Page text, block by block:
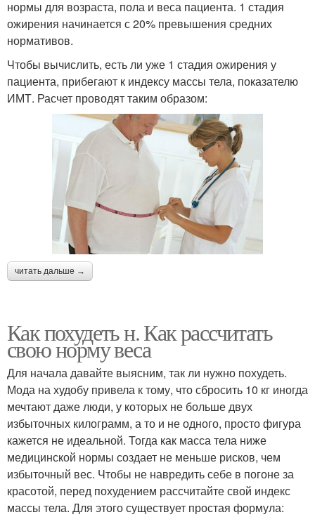
нормы для возраста, пола и веса пациента. 1 стадия
ожирения начинается с 20% превышения средних
нормативов.
Чтобы вычислить, есть ли уже 1 стадия ожирения у
пациента, прибегают к индексу массы тела, показателю
ИМТ. Расчет проводят таким образом:
читать дальше →
Как похудеть н. Как рассчитать
свою норму веса
Для начала давайте выясним, так ли нужно похудеть.
Мода на худобу привела к тому, что сбросить 10 кг иногда
мечтают даже люди, у которых не больше двух
избыточных килограмм, а то и не одного, просто фигура
кажется не идеальной. Тогда как масса тела ниже
медицинской нормы создает не меньше рисков, чем
избыточный вес. Чтобы не навредить себе в погоне за
красотой, перед похудением рассчитайте свой индекс
массы тела. Для этого существует простая формула: